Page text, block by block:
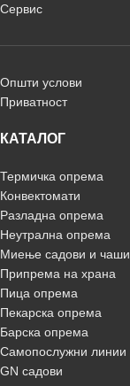
Сервис
Општи услови
Приватност
КАТАЛОГ
Термичка опрема
Конвектомати
Разладна опрема
Неутрална опрема
Миење садови и чаши
Припрема на храна
Пица опрема
Пекарска опрема
Барска опрема
Самопослужни линии
GN садови